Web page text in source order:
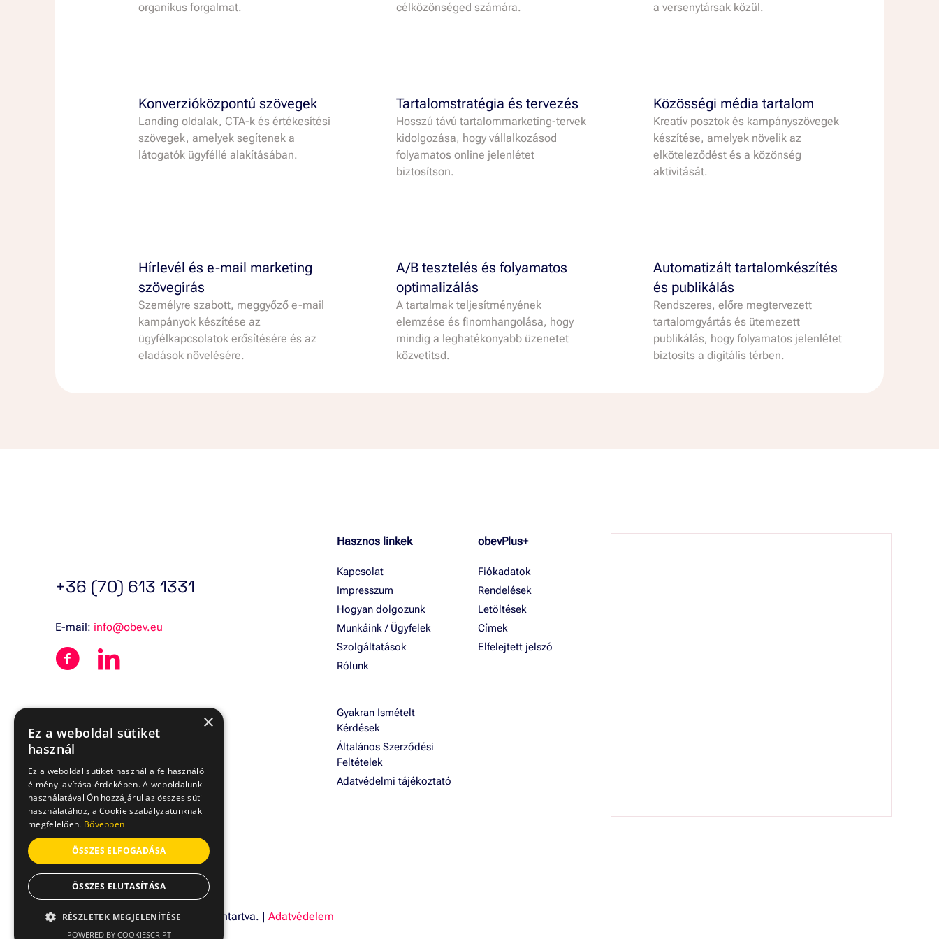
organikus forgalmat.
célközönséged számára.
a versenytársak közül.
Konverzióközpontú szövegek
Landing oldalak, CTA-k és értékesítési
szövegek, amelyek segítenek a
látogatók ügyféllé alakításában.
Tartalomstratégia és tervezés
Hosszú távú tartalommarketing-tervek
kidolgozása, hogy vállalkozásod
folyamatos online jelenlétet
biztosítson.
Közösségi média tartalom
Kreatív posztok és kampányszövegek
készítése, amelyek növelik az
elköteleződést és a közönség
aktivitását.
Hírlevél és e-mail marketing
szövegírás
Személyre szabott, meggyőző e-mail
kampányok készítése az
ügyfélkapcsolatok erősítésére és az
eladások növelésére.
A/B tesztelés és folyamatos
optimalizálás
A tartalmak teljesítményének
elemzése és finomhangolása, hogy
mindig a leghatékonyabb üzenetet
közvetítsd.
Automatizált tartalomkészítés
és publikálás
Rendszeres, előre megtervezett
tartalomgyártás és ütemezett
publikálás, hogy folyamatos jelenlétet
biztosíts a digitális térben.
+36 (70) 613 1331
E-mail: info@obev.eu
Hasznos linkek
Kapcsolat
Impresszum
Hogyan dolgozunk
Munkáink / Ügyfelek
Szolgáltatások
Rólunk
Gyakran Ismételt
Kérdések
Általános Szerződési
Feltételek
Adatvédelmi tájékoztató
obevPlus+
Fiókadatok
Rendelések
Letöltések
Címek
Elfelejtett jelszó
© 2026 OBEV Kft. Minden jog fenntartva. | Adatvédelem
×
Ez a weboldal sütiket
használ
Ez a weboldal sütiket használ a felhasználói
élmény javítása érdekében. A weboldalunk
használatával Ön hozzájárul az összes süti
használatához, a Cookie szabályzatunknak
megfelelően. Bővebben
ÖSSZES ELFOGADÁSA
ÖSSZES ELUTASÍTÁSA
RÉSZLETEK MEGJELENÍTÉSE
ELENGEDHETETLENÜL
POWERED BY COOKIESCRIPT